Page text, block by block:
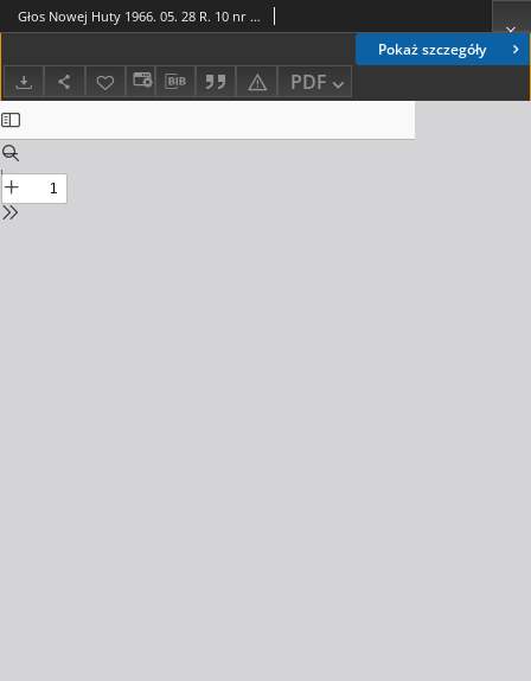
Pokaż szczegóły
PDF
Głos Nowej Huty 1966. 05. 28 R. 10 nr 21